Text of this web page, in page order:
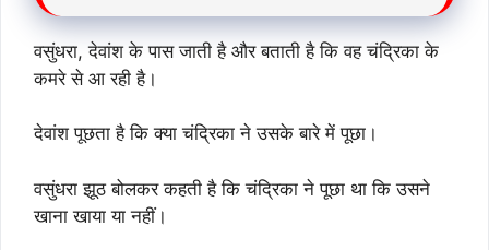
वसुंधरा, देवांश के पास जाती है और बताती है कि वह चंद्रिका के
कमरे से आ रही है।
देवांश पूछता है कि क्या चंद्रिका ने उसके बारे में पूछा।
वसुंधरा झूठ बोलकर कहती है कि चंद्रिका ने पूछा था कि उसने
खाना खाया या नहीं।